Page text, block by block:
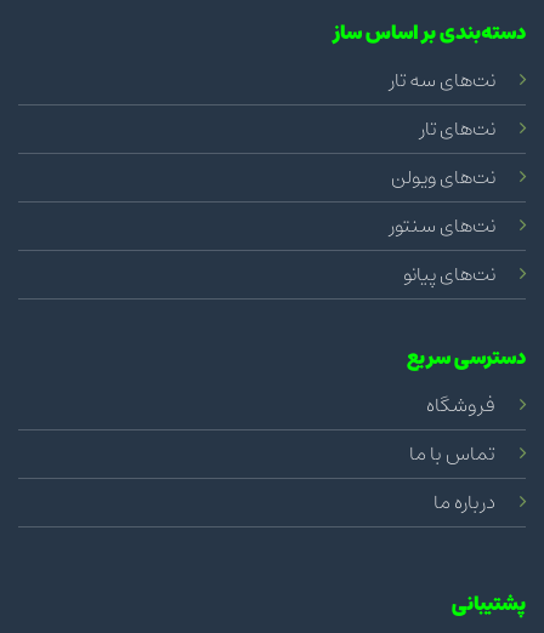
دسته‌بندی بر اساس ساز
نت‌های سه تار
نت‌های تار
نت‌های ویولن
نت‌های سنتور
نت‌های پیانو
دسترسی سریع
فروشگاه
تماس با ما
درباره ما
پشتیبانی